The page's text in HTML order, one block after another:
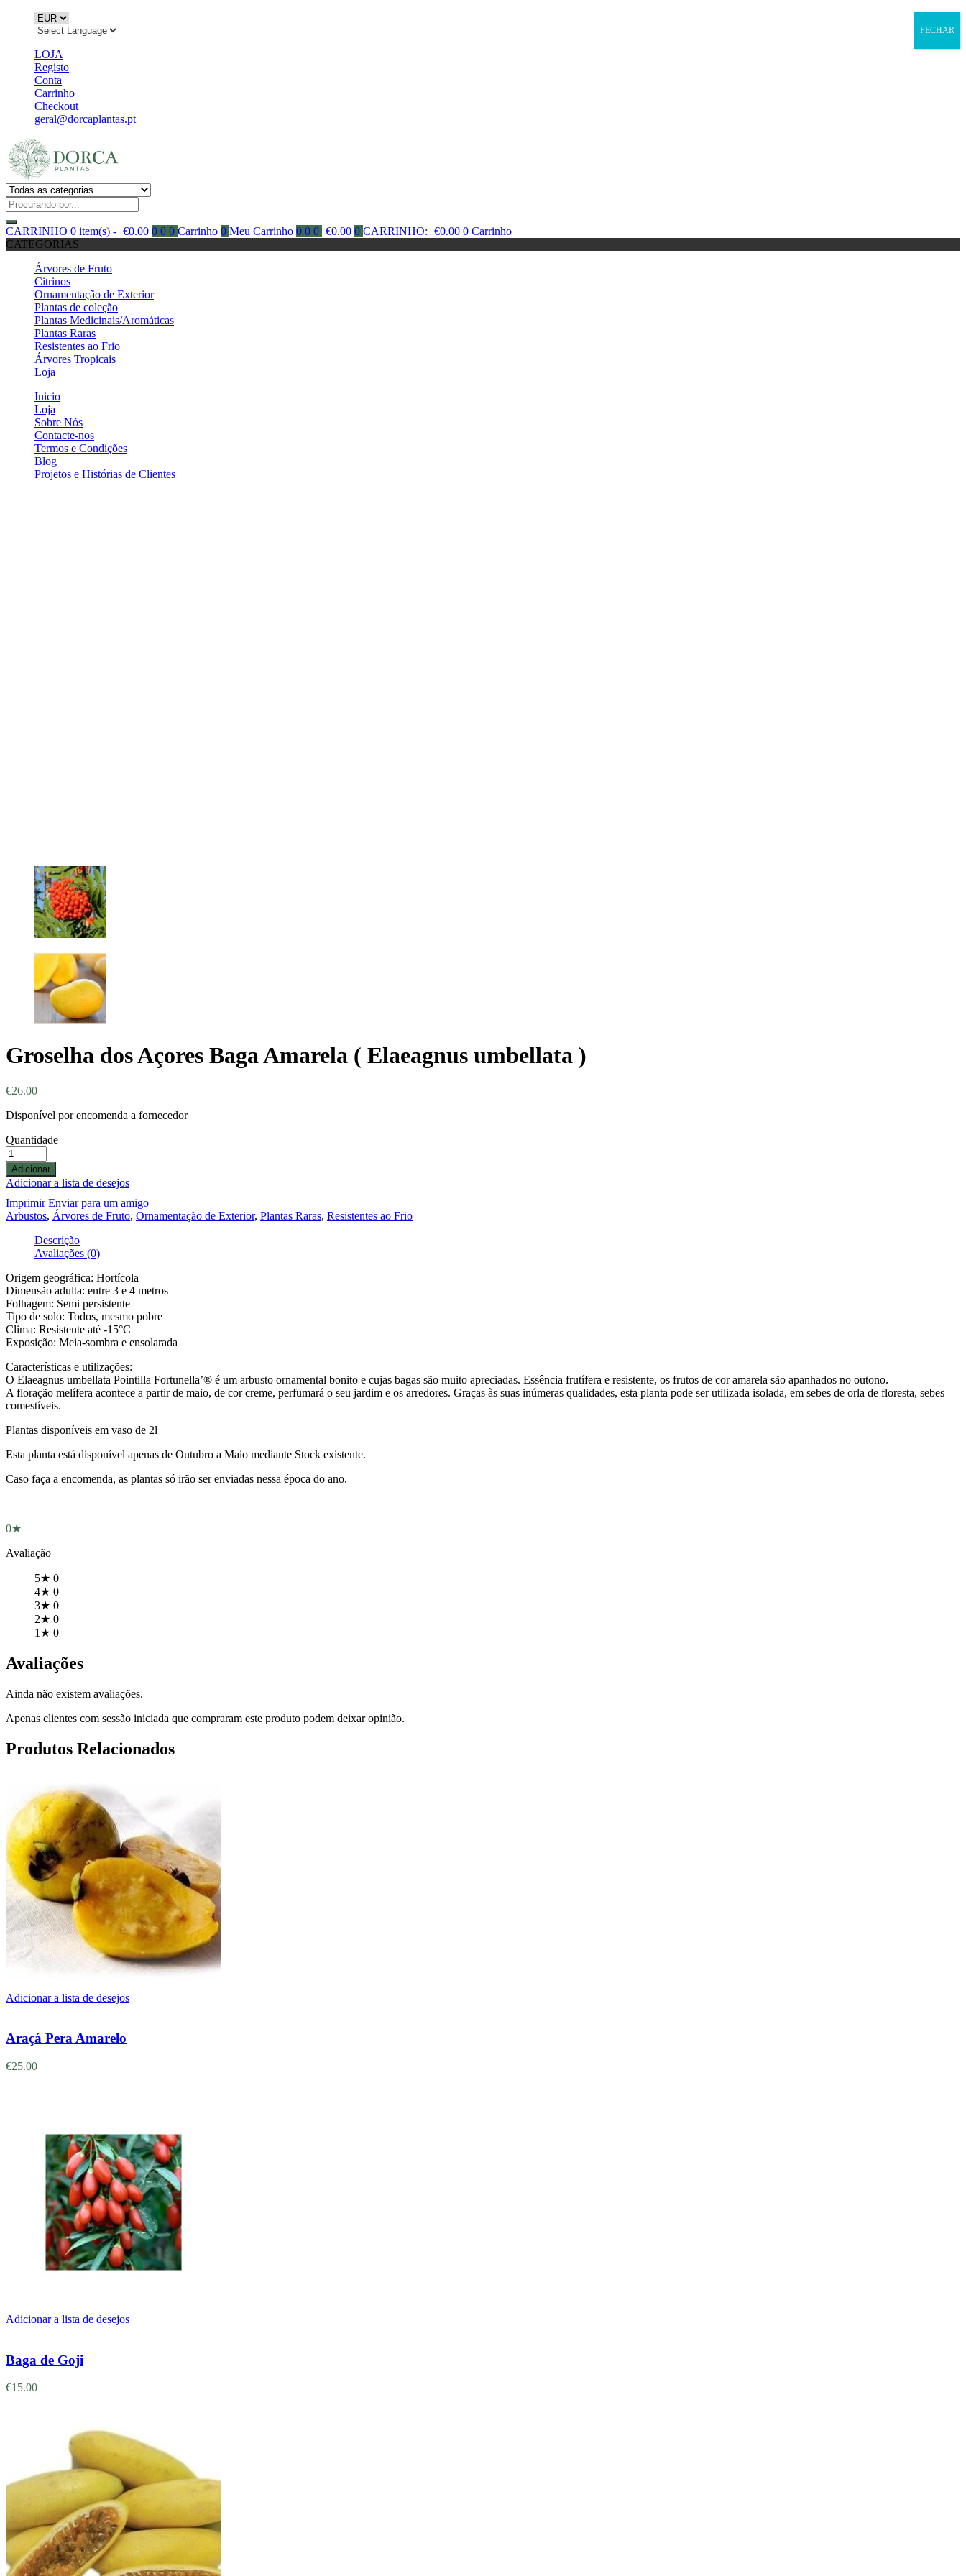
LOJA
Registo
Conta
Carrinho
Checkout
geral@dorcaplantas.pt
CARRINHO 0 item(s) - €0.00 0 0 0 Carrinho 0 Meu Carrinho 0 0 0 €0.00 0 CARRINHO: €0.00 0 Carrinho
CATEGORIAS
Árvores de Fruto
Citrinos
Ornamentação de Exterior
Plantas de coleção
Plantas Medicinais/Aromáticas
Plantas Raras
Resistentes ao Frio
Árvores Tropicais
Loja
Inicio
Loja
Sobre Nós
Contacte-nos
Termos e Condições
Blog
Projetos e Histórias de Clientes
Groselha dos Açores Baga Amarela ( Elaeagnus umbellata )
€26.00
Disponível por encomenda a fornecedor
Quantidade
Adicionar
Adicionar a lista de desejos
ImprimirEnviar para um amigo
Arbustos, Árvores de Fruto, Ornamentação de Exterior, Plantas Raras, Resistentes ao Frio
Descrição
Avaliações (0)
Origem geográfica: Hortícola
Dimensão adulta: entre 3 e 4 metros
Folhagem: Semi persistente
Tipo de solo: Todos, mesmo pobre
Clima: Resistente até -15°C
Exposição: Meia-sombra e ensolarada
Características e utilizações:
O Elaeagnus umbellata Pointilla Fortunella’® é um arbusto ornamental bonito e cujas bagas são muito apreciadas. Essência frutífera e resistente, os frutos de cor amarela são apanhados no outono.
A floração melífera acontece a partir de maio, de cor creme, perfumará o seu jardim e os arredores. Graças às suas inúmeras qualidades, esta planta pode ser utilizada isolada, em sebes de orla de floresta, sebes
comestíveis.
Plantas disponíveis em vaso de 2l
Esta planta está disponível apenas de Outubro a Maio mediante Stock existente.
Caso faça a encomenda, as plantas só irão ser enviadas nessa época do ano.
0★
Avaliação
5★ 0
4★ 0
3★ 0
2★ 0
1★ 0
Avaliações
Ainda não existem avaliações.
Apenas clientes com sessão iniciada que compraram este produto podem deixar opinião.
Produtos Relacionados
Adicionar a lista de desejos
Araçá Pera Amarelo
€25.00
Adicionar a lista de desejos
Baga de Goji
€15.00
FECHAR